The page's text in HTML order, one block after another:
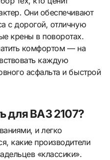
Они обеспечивают
с дорогой, отличную
крены в поворотах.
комфортом — на
каждую
асфальта и быстрой
для ВАЗ 2107?
и легко
какие производители
«классики».